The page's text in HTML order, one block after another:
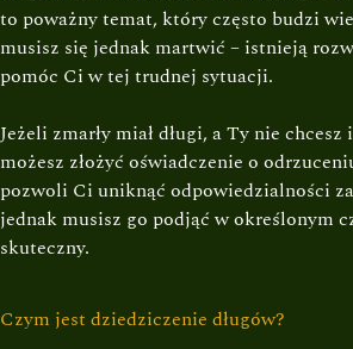
to poważny temat, który często budzi
musisz się jednak martwić – istnieją
pomóc Ci w tej trudnej sytuacji.
Jeżeli zmarły miał długi, a Ty nie
możesz złożyć oświadczenie o
pozwoli Ci uniknąć odpowiedzialności
jednak musisz go podjąć w określonym
skuteczny.
Czym jest dziedziczenie długów?